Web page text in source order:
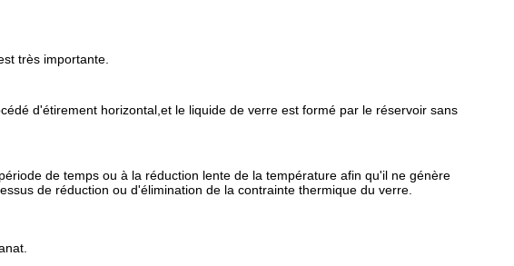
très importante.
d'étirement horizontal,et le liquide de verre est formé par le réservoir sans
de temps ou à la réduction lente de la température afin qu'il ne génère
de réduction ou d'élimination de la contrainte thermique du verre.